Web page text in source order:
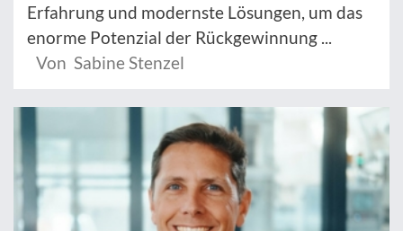
Erfahrung und modernste Lösungen, um das
enorme Potenzial der Rückgewinnung ...
Von Sabine Stenzel